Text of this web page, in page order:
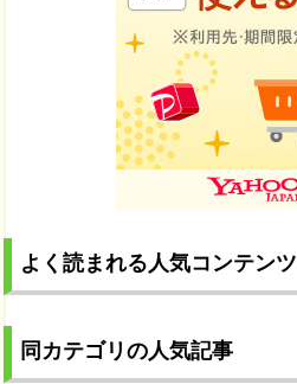
よく読まれる人気コンテンツ
同カテゴリの人気記事